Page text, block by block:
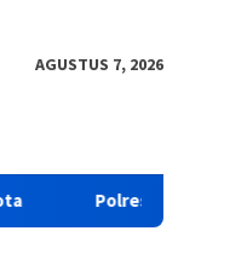
AGUSTUS 7, 2026
Tegaskan